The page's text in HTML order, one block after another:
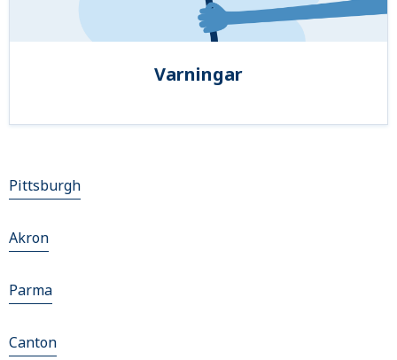
Varningar
Pittsburgh
Akron
Parma
Canton